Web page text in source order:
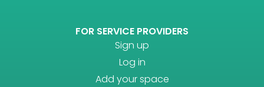
FOR SERVICE PROVIDERS
Sign up
Log in
Add your space